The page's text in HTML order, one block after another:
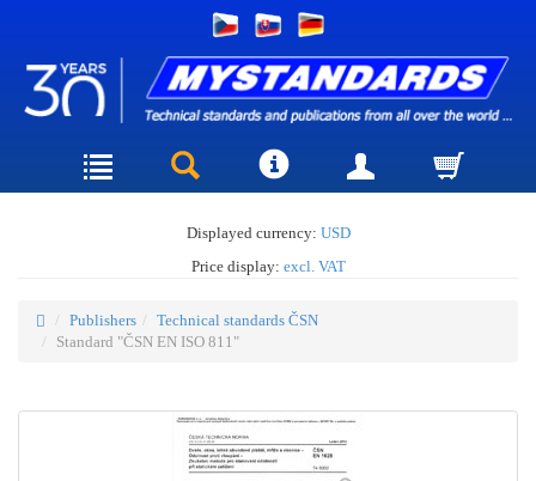
Displayed currency: USD
Price display: excl. VAT
Publishers
Technical standards ČSN
Standard "ČSN EN ISO 811"